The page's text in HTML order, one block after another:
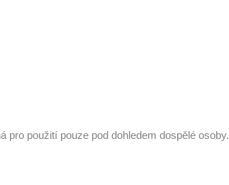
použití pouze pod dohledem dospělé osoby.